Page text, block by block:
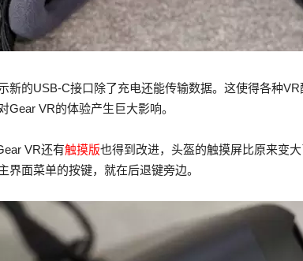
新的USB-C接口除了充电还能传输数据。这使得各种
Gear VR的体验产生巨大影响。
VR还有触摸版也得到改进，头盔的触摸屏比原来变
界面菜单的按键，就在后退键旁边。